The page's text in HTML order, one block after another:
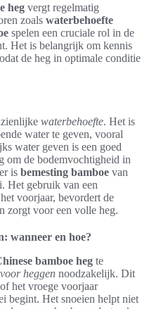
heg vergt regelmatig
zoals waterbehoefte
spelen een cruciale rol in de
Het is belangrijk om kennis
de heg in optimale conditie
waterbehoefte. Het is
water te geven, vooral
water geven is een goed
om de bodemvochtigheid in
is bemesting bamboe van
Het gebruik van een
voorjaar, bevordert de
zorgt voor een volle heg.
wanneer en hoe?
bamboe heg te
heggen noodzakelijk. Dit
het vroege voorjaar
begint. Het snoeien helpt niet